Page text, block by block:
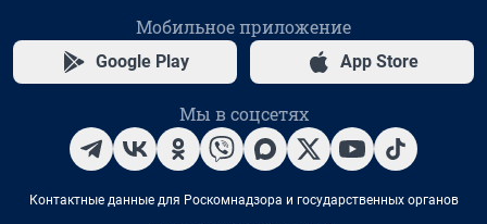
Мобильное приложение
Google Play App Store
Мы в соцсетях
Контактные данные для Роскомнадзора и государственных органов